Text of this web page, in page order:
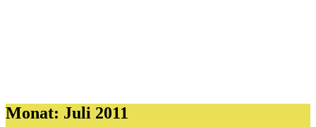
Monat: Juli 2011